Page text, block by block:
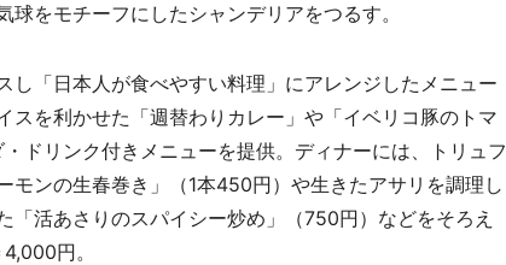
をモチーフにしたシャンデリアをつるす。
「日本人が食べやすい料理」にアレンジしたメニュー
スを利かせた「週替わりカレー」や「イベリコ豚のトマ
ドリンク付きメニューを提供。ディナーには、トリュフ
モンの生春巻き」（1本450円）や生きたアサリを調理し
「活あさりのスパイシー炒め」（750円）などをそろえ
円。